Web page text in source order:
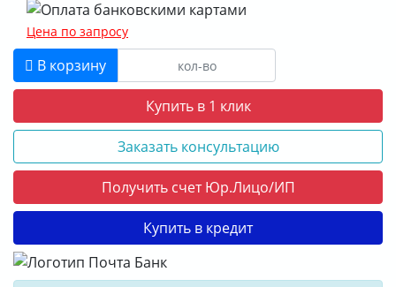
Цена по запросу
В корзину
Купить в 1 клик
Заказать консультацию
Получить счет Юр.Лицо/ИП
Купить в кредит